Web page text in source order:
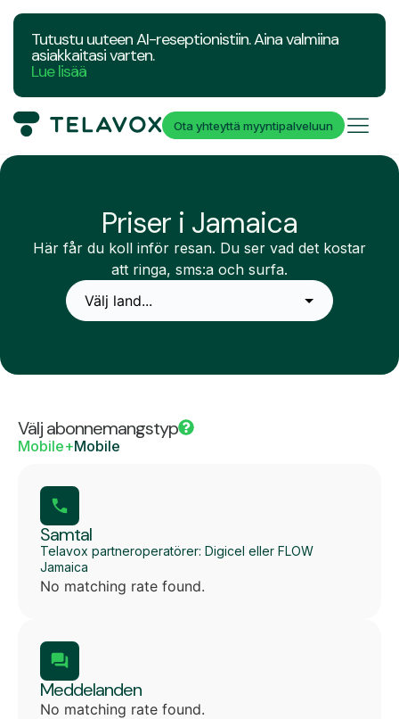
Tutustu uuteen AI-reseptionistiin. Aina valmiina
asiakkaitasi varten.
Lue lisää
Ota yhteyttä myyntipalveluun
Priser i Jamaica
Här får du koll inför resan. Du ser vad det kostar
att ringa, sms:a och surfa.
Välj abonnemangstyp
Mobile+Mobile
Samtal
Telavox partneroperatörer: Digicel eller FLOW
Jamaica
No matching rate found.
Meddelanden
No matching rate found.